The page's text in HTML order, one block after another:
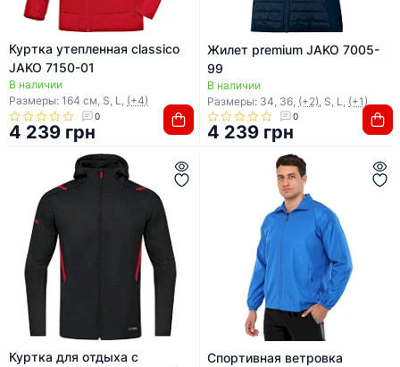
Куртка утепленная classico
JAKO 7150-01
В наличии
Размеры: 164 см, S, L, (+4)
0
4 239 грн
Жилет premium JAKO 7005-
99
В наличии
Размеры: 34, 36, (+2) , S, L, (+1)
0
4 239 грн
Куртка для отдыха с
Спортивная ветровка